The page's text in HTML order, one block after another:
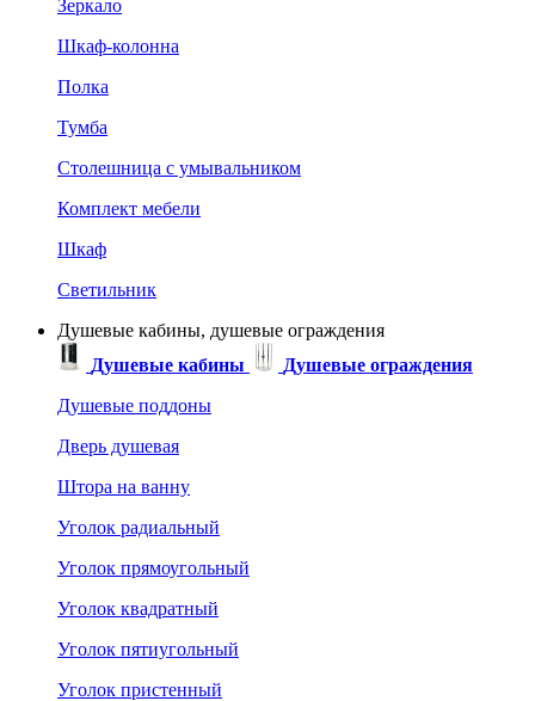
Зеркало
Шкаф-колонна
Полка
Тумба
Столешница с умывальником
Комплект мебели
Шкаф
Светильник
Душевые кабины, душевые ограждения
Душевые кабины
Душевые ограждения
Душевые поддоны
Дверь душевая
Штора на ванну
Уголок радиальный
Уголок прямоугольный
Уголок квадратный
Уголок пятиугольный
Уголок пристенный